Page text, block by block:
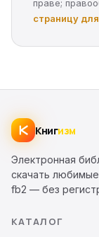
праве;
страницу
Книгизм
Электронная
скачать
fb2 — без
КАТАЛОГ